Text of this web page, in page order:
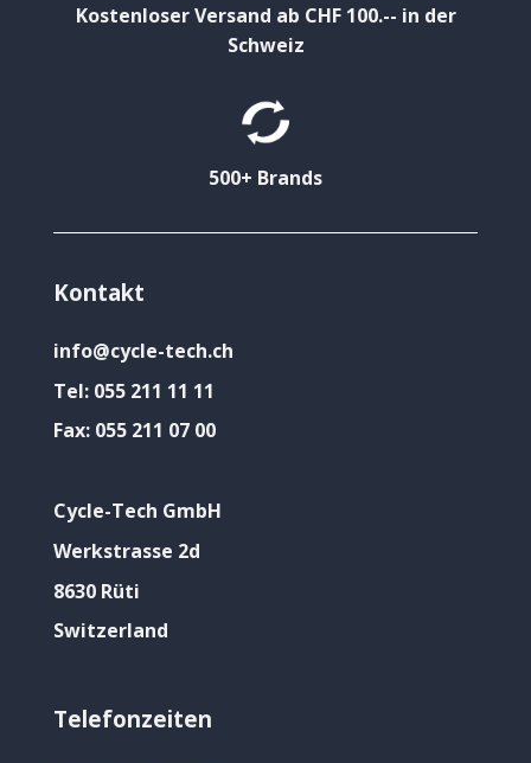
Kostenloser Versand ab CHF 100.-- in der
Schweiz
500+ Brands
Kontakt
info@cycle-tech.ch
Tel: 055 211 11 11
Fax: 055 211 07 00
Cycle-Tech GmbH
Werkstrasse 2d
8630 Rüti
Switzerland
Telefonzeiten